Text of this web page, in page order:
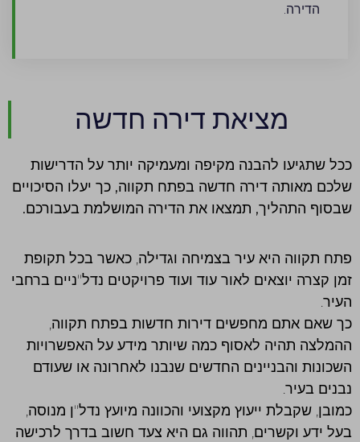
הדירה.
מציאת דירה חדשה
ככל שתגיעו להבנה מקיפה ומעמיקה יותר על הדרישות
שלכם מאותה דירה חדשה בפתח תקווה, כך יעלו הסיכויים
שבסוף התהליך, תמצאו את הדירה המושלמת בעבורכם.
פתח תקווה היא עיר בצמיחה וגדילה, כאשר בכל תקופת
זמן קצרה יוצאים לאור עוד ועוד פרויקטים נדל"ניים ברחבי
העיר.
כך שאם אתם מחפשים דירות חדשות בפתח תקווה,
ההמלצה תהיה לאסוף כמה שיותר מידע על האפשרויות
השכונות והבניינים החדשים שנבנו לאחרונה או שעודם
נבנים בעיר.
כמובן, שקבלת ייעוץ מקצועי והכוונה מיועץ נדל"ן מנוסה,
בעל ידע וקשרים, תהווה גם היא צעד חשוב בדרך לרכישה